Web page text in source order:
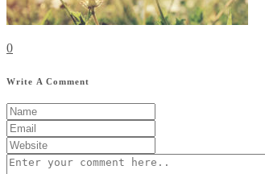
0
Write A Comment